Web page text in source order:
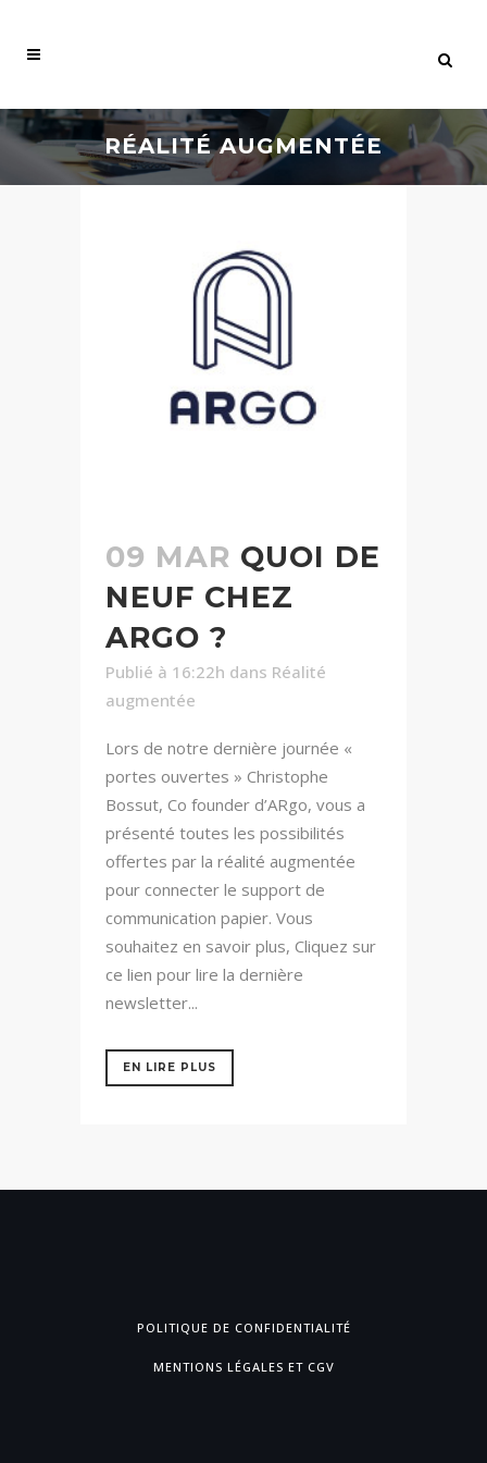
RÉALITÉ AUGMENTÉE
09 MAR QUOI DE
NEUF CHEZ
ARGO ?
Publié à 16:22h dans Réalité
augmentée
Lors de notre dernière journée «
portes ouvertes » Christophe
Bossut, Co founder d’ARgo, vous a
présenté toutes les possibilités
offertes par la réalité augmentée
pour connecter le support de
communication papier. Vous
souhaitez en savoir plus, Cliquez sur
ce lien pour lire la dernière
newsletter...
EN LIRE PLUS
POLITIQUE DE CONFIDENTIALITÉ
MENTIONS LÉGALES ET CGV